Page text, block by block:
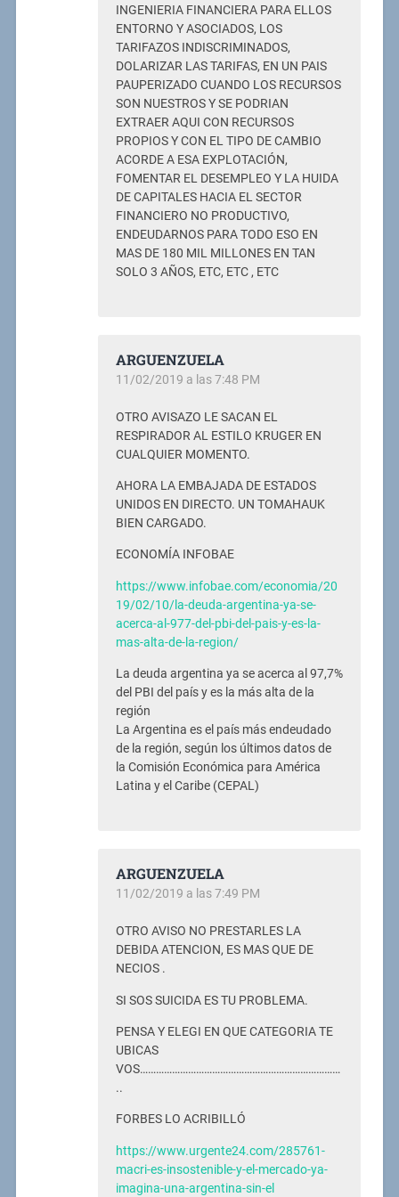
INGENIERIA FINANCIERA PARA ELLOS
ENTORNO Y ASOCIADOS, LOS
TARIFAZOS INDISCRIMINADOS,
DOLARIZAR LAS TARIFAS, EN UN PAIS
PAUPERIZADO CUANDO LOS RECURSOS
SON NUESTROS Y SE PODRIAN
EXTRAER AQUI CON RECURSOS
PROPIOS Y CON EL TIPO DE CAMBIO
ACORDE A ESA EXPLOTACIÓN,
FOMENTAR EL DESEMPLEO Y LA HUIDA
DE CAPITALES HACIA EL SECTOR
FINANCIERO NO PRODUCTIVO,
ENDEUDARNOS PARA TODO ESO EN
MAS DE 180 MIL MILLONES EN TAN
SOLO 3 AÑOS, ETC, ETC , ETC
ARGUENZUELA
11/02/2019 a las 7:48 PM
OTRO AVISAZO LE SACAN EL
RESPIRADOR AL ESTILO KRUGER EN
CUALQUIER MOMENTO.
AHORA LA EMBAJADA DE ESTADOS
UNIDOS EN DIRECTO. UN TOMAHAUK
BIEN CARGADO.
ECONOMÍA INFOBAE
https://www.infobae.com/economia/20
19/02/10/la-deuda-argentina-ya-se-
acerca-al-977-del-pbi-del-pais-y-es-la-
mas-alta-de-la-region/
La deuda argentina ya se acerca al 97,7%
del PBI del país y es la más alta de la
región
La Argentina es el país más endeudado
de la región, según los últimos datos de
la Comisión Económica para América
Latina y el Caribe (CEPAL)
ARGUENZUELA
11/02/2019 a las 7:49 PM
OTRO AVISO NO PRESTARLES LA
DEBIDA ATENCION, ES MAS QUE DE
NECIOS .
SI SOS SUICIDA ES TU PROBLEMA.
PENSA Y ELEGI EN QUE CATEGORIA TE
UBICAS
VOS…………………………………………………………………
..
FORBES LO ACRIBILLÓ
https://www.urgente24.com/285761-
macri-es-insostenible-y-el-mercado-ya-
imagina-una-argentina-sin-el